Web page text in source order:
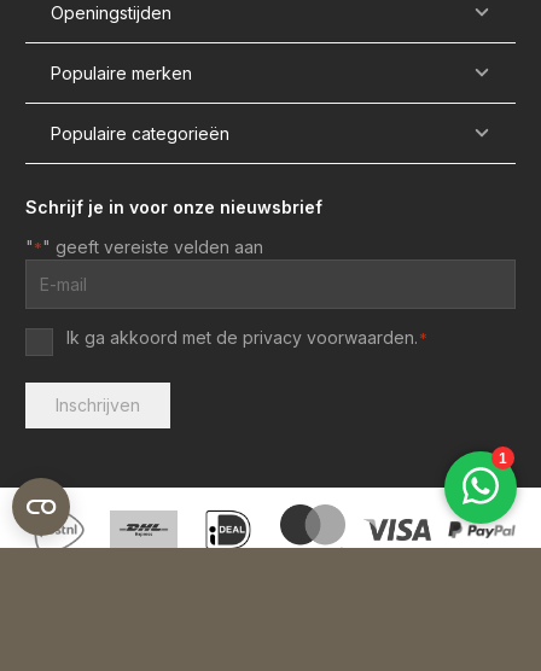
Openingstijden
Populaire merken
Populaire categorieën
Schrijf je in voor onze nieuwsbrief
"*" geeft vereiste velden aan
E-
PrivacyIk ga akkoord met de privacy voorwaarden.*
Inschrijven